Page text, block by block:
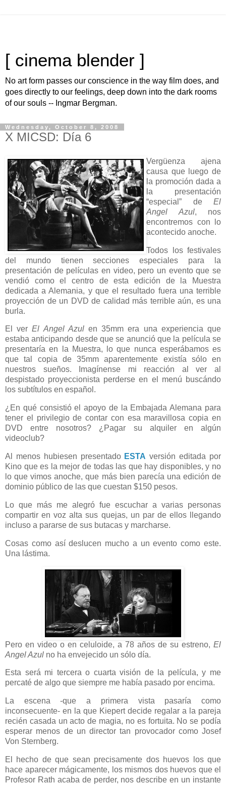
[ cinema blender ]
No art form passes our conscience in the way film does, and
goes directly to our feelings, deep down into the dark rooms
of our souls -- Ingmar Bergman.
Wednesday, October 8, 2008
X MICSD: Día 6
Vergüenza ajena
causa que luego de
la promoción dada a
la presentación
“especial” de El
Angel Azul, nos
encontremos con lo
acontecido anoche.
Todos los festivales
del mundo tienen secciones especiales para la
presentación de películas en video, pero un evento que se
vendió como el centro de esta edición de la Muestra
dedicada a Alemania, y que el resultado fuera una terrible
proyección de un DVD de calidad más terrible aún, es una
burla.
El verEl Angel Azulen 35mm era una experiencia que
estaba anticipando desde que se anunció que la película se
presentaría en la Muestra, lo que nunca esperábamos es
que tal copia de 35mm aparentemente existía sólo en
nuestros sueños. Imagínense mi reacción al ver al
despistado proyeccionista perderse en el menú buscándo
los subtítulos en español.
¿En qué consistió el apoyo de la Embajada Alemana para
tener el privilegio de contar con esa maravillosa copia en
DVD entre nosotros? ¿Pagar su alquiler en algún
videoclub?
Al menos hubiesen presentado ESTA versión editada por
Kino que es la mejor de todas las que hay disponibles, y no
lo que vimos anoche, que más bien parecía una edición de
dominio público de las que cuestan $150 pesos.
Lo que más me alegró fue escuchar a varias personas
compartir en voz alta sus quejas, un par de ellos llegando
incluso a pararse de sus butacas y marcharse.
Cosas como así deslucen mucho a un evento como este.
Una lástima.
Pero en video o en celuloide, a 78 años de su estreno, El
Angel Azul no ha envejecido un sólo día.
Esta será mi tercera o cuarta visión de la película, y me
percaté de algo que siempre me había pasado por encima.
La escena -que a primera vista pasaría como
inconsecuente- en la que Kiepert decide regalar a la pareja
recién casada un acto de magia, no es fortuita. No se podía
esperar menos de un director tan provocador como Josef
Von Sternberg.
El hecho de que sean precisamente dos huevos los que
hace aparecer mágicamente, los mismos dos huevos que el
Profesor Rath acaba de perder, nos describe en un instante